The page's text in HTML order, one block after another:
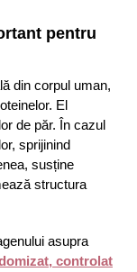
pentru
din corpul uman,
El
de păr. În cazul
sprijinind
susține
structura
asupra
controlat